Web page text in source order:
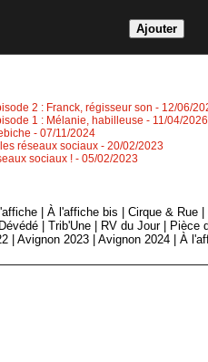
2 : Franck, régisseur son - 12/06/
1 : Mélanie, habilleuse - 11/04/2026
- 07/11/2024
réseaux sociaux - 20/02/2023
sociaux ! - 05/02/2023
|À l'affiche bis |Cirque & Rue
|Trib'Une RV du Jour Pièce
|Avignon 2023 |Avignon 2024 |À